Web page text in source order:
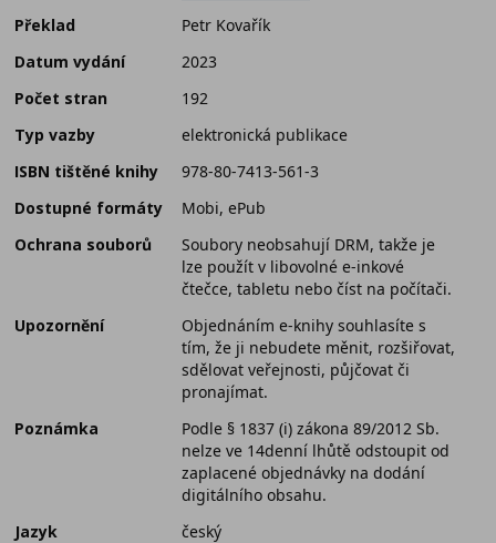
Překlad
Petr Kovařík
Datum vydání
2023
Počet stran
192
Typ vazby
elektronická publikace
ISBN tištěné knihy
978-80-7413-561-3
Dostupné formáty
Mobi, ePub
Ochrana souborů
Soubory neobsahují DRM, takže je
lze použít v libovolné e-inkové
čtečce, tabletu nebo číst na počítači.
Upozornění
Objednáním e-knihy souhlasíte s
tím, že ji nebudete měnit, rozšiřovat,
sdělovat veřejnosti, půjčovat či
pronajímat.
Poznámka
Podle § 1837 (i) zákona 89/2012 Sb.
nelze ve 14denní lhůtě odstoupit od
zaplacené objednávky na dodání
digitálního obsahu.
Jazyk
český